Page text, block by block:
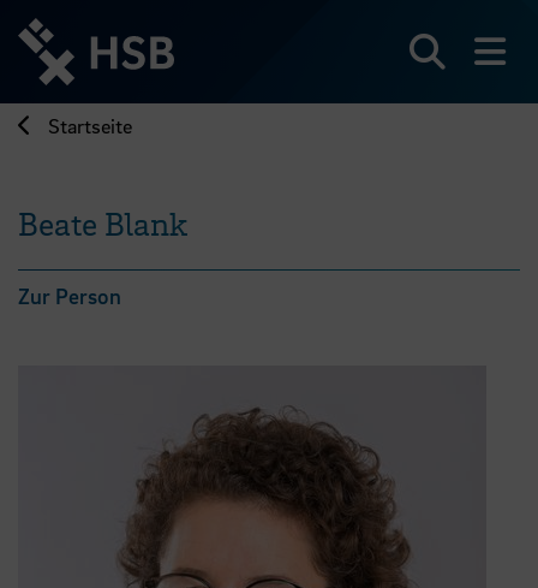
zum
Seiteninhalt
springen
Startseite
Beate Blank
Zur Person